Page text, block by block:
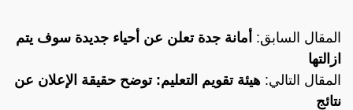
المقال السابق: أمانة جدة تعلن عن أحياء جديدة سوف يتم
ازالتها
المقال التالي: هيئة تقويم التعليم: توضح حقيقة الإعلان عن
نتائج